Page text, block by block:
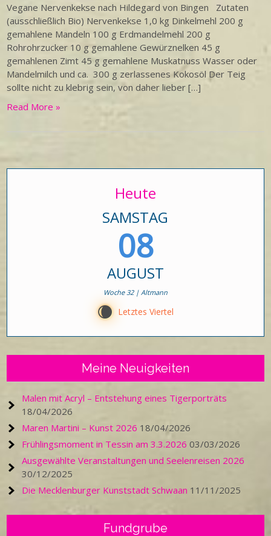
Vegane Nervenkekse nach Hildegard von Bingen Zutaten
(ausschließlich Bio) Nervenkekse 1,0 kg Dinkelmehl 200 g
gemahlene Mandeln 100 g Erdmandelmehl 200 g
Rohrohrzucker 10 g gemahlene Gewürznelken 45 g
gemahlenen Zimt 45 g gemahlene Muskatnuss Wasser oder
Mandelmilch und ca. 300 g zerlassenes Kokosöl Der Teig
sollte nicht zu klebrig sein, von daher lieber […]
Read More »
Heute
SAMSTAG
08
AUGUST
Woche 32 | Altmann
W Letztes Viertel
Meine Neuigkeiten
Malen mit Acryl – Entstehung eines Tigerporträts
18/04/2026
Maren Martini – Kunst 2026 18/04/2026
Frühlingsmoment in Tessin am 3.3.2026 03/03/2026
Ausgewählte Veranstaltungen und Seelenreisen 2026
30/12/2025
Die Mecklenburger Kunststadt Schwaan 11/11/2025
Fundgrube